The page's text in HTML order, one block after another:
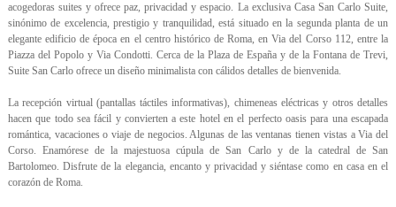
acogedoras suites y ofrece paz, privacidad y espacio. La exclusiva Casa San Carlo Suite,
sinónimo de excelencia, prestigio y tranquilidad, está situado en la segunda planta de un
elegante edificio de época en el centro histórico de Roma, en Via del Corso 112, entre la
Piazza del Popolo y Via Condotti. Cerca de la Plaza de España y de la Fontana de Trevi,
Suite San Carlo ofrece un diseño minimalista con cálidos detalles de bienvenida.
La recepción virtual (pantallas táctiles informativas), chimeneas eléctricas y otros detalles
hacen que todo sea fácil y convierten a este hotel en el perfecto oasis para una escapada
romántica, vacaciones o viaje de negocios. Algunas de las ventanas tienen vistas a Via del
Corso. Enamórese de la majestuosa cúpula de San Carlo y de la catedral de San
Bartolomeo. Disfrute de la elegancia, encanto y privacidad y siéntase como en casa en el
corazón de Roma.